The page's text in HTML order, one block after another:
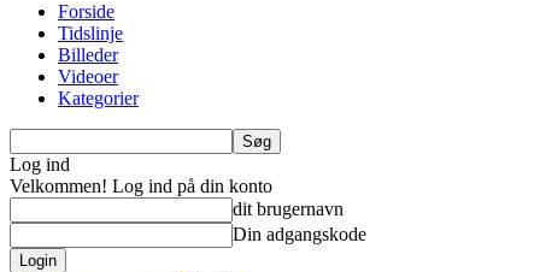
Forside
Tidslinje
Billeder
Videoer
Kategorier
Log ind
Velkommen! Log ind på din konto
dit brugernavn
Din adgangskode